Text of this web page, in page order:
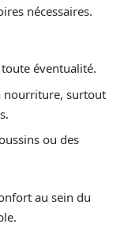
nécessaires.
éventualité.
nourriture, surtout
ou des
au sein du